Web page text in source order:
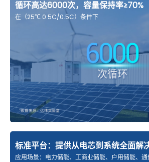
循环高达6000次，容量保持率≥70%
在（25℃ 0.5C/0.5C）条件下
标准平台：提供从电芯到系统全面解
应用场景：电力储能、工商业储能、户用储能、